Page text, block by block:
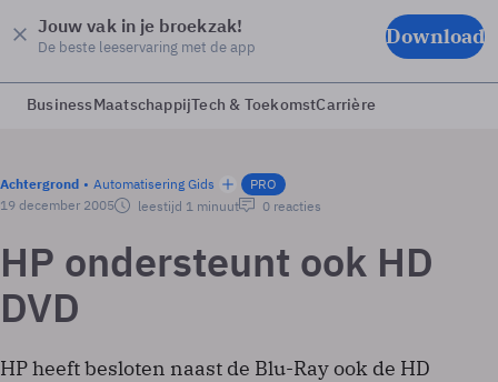
Jouw vak in je broekzak!
De beste leeservaring met de app Download
BusinessMaatschappijTech & ToekomstCarrière
Achtergrond Automatisering Gids
PRO
19 december 2005
leestijd 1 minuut 0 reacties
HP ondersteunt ook HD
DVD
HP heeft besloten naast de Blu-Ray ook de HD